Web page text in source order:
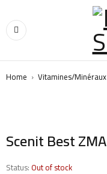
Home › Vitamines/Minéraux
Scenit Best ZMA
Status:Out of stock